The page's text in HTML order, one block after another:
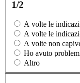
1/2
A volte le
A volte le
A volte non
Ho avuto
Altro